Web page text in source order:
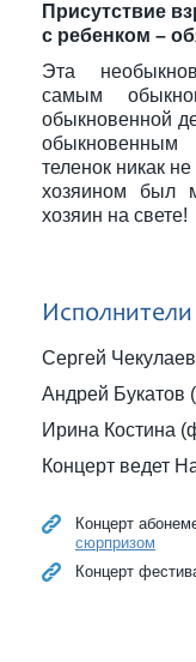
Присутствие
с ребенком –
Эта
самым
обыкновенной
теленок никак
хозяином был
хозяин на свете!
Исполнители
Сергей
Андрей Букатов
Ирина Костина
Концерт ведет
Концерт
сюрпризом
Концерт